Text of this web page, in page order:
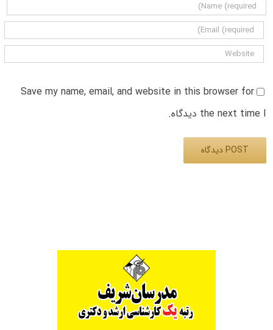
Save my name, email, and website in this browser for
the next time I دیدگاه.